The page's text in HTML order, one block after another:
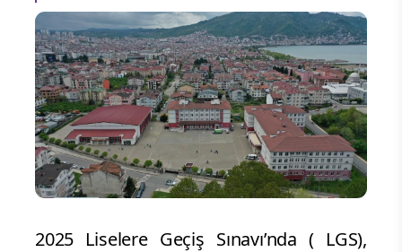
2025 Liselere Geçiş Sınavı’nda ( LGS),